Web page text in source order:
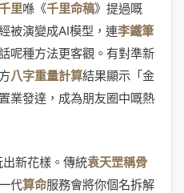
里喺《千里命稿》提過嘅
被演變成AI模型，連李鐵筆
呢種方法更客觀。有對準新
八字重量計算結果顯示「金
業發達，成為朋友圈中嘅熱
新花樣。傳統袁天罡稱骨
代算命服務會將你個名拆解